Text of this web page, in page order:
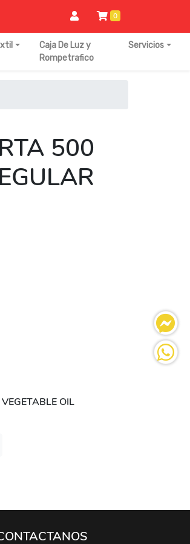
0
Caja De Luz y
Rompetrafico
Servicios
500
OIL